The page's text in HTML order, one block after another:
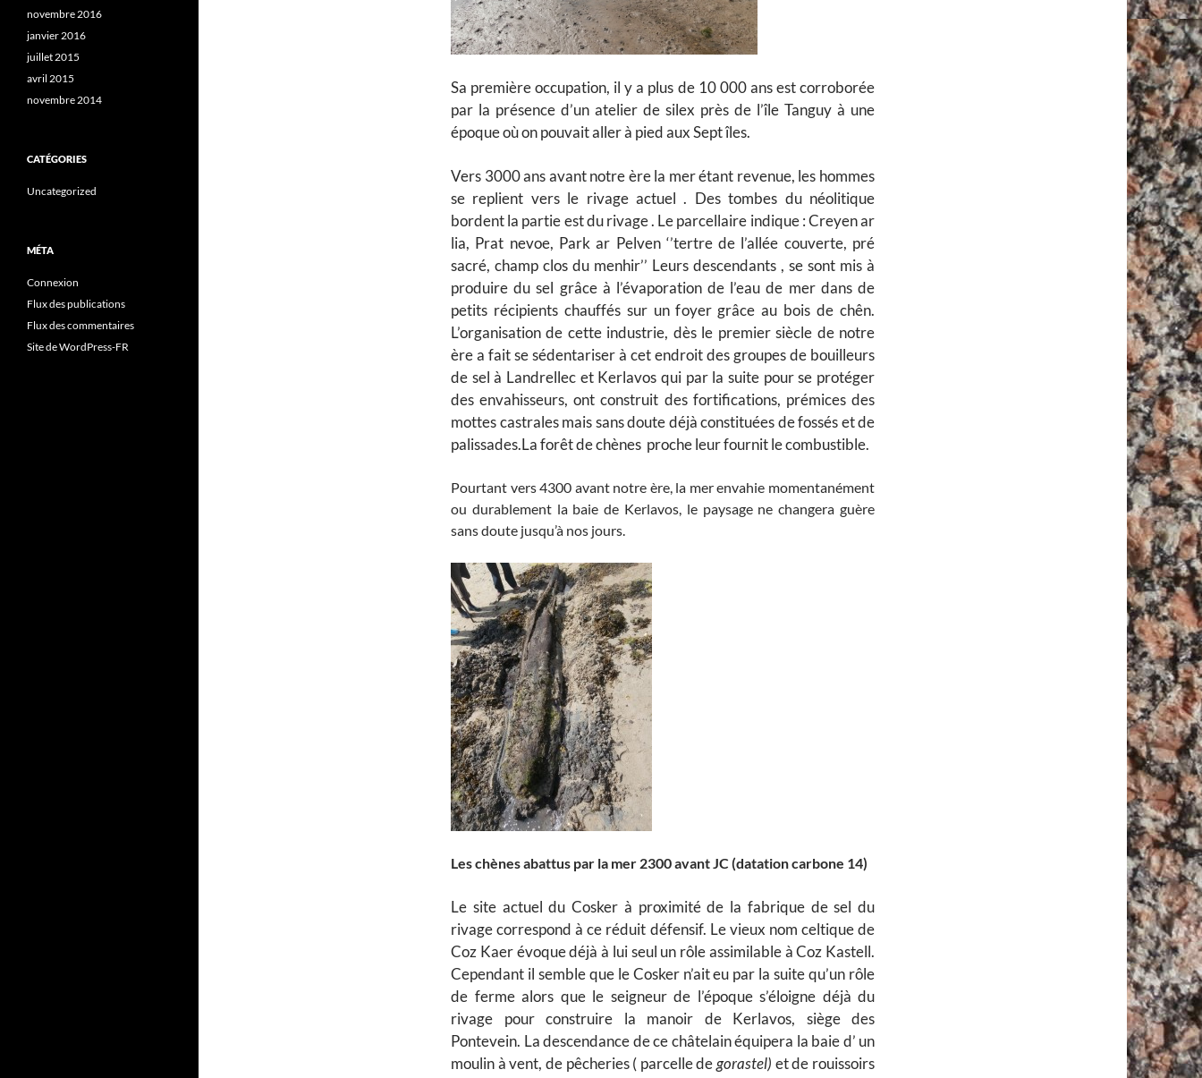
Sa première occupation, il y a plus de 10 000 ans est corroborée
par la présence d’un atelier de silex près de l’île Tanguy à une
époque où on pouvait aller à pied aux Sept îles.
Vers 3000 ans avant notre ère la mer étant revenue, les hommes
se replient vers le rivage actuel . Des tombes du néolitique
bordent la partie est du rivage . Le parcellaire indique : Creyen ar
lia, Prat nevoe, Park ar Pelven ‘’tertre de l’allée couverte, pré
sacré, champ clos du menhir’’ Leurs descendants , se sont mis à
produire du sel grâce à l’évaporation de l’eau de mer dans de
petits récipients chauffés sur un foyer grâce au bois de chên.
L’organisation de cette industrie, dès le premier siècle de notre
ère a fait se sédentariser à cet endroit des groupes de bouilleurs
de sel à Landrellec et Kerlavos qui par la suite pour se protéger
des envahisseurs, ont construit des fortifications, prémices des
mottes castrales mais sans doute déjà constituées de fossés et de
palissades.La forêt de chènes proche leur fournit le combustible.
Pourtant vers 4300 avant notre ère, la mer envahie momentanément
ou durablement la baie de Kerlavos, le paysage ne changera guère
sans doute jusqu’à nos jours.
Les chènes abattus par la mer 2300 avant JC (datation carbone 14)
Le site actuel du Cosker à proximité de la fabrique de sel du
rivage correspond à ce réduit défensif. Le vieux nom celtique de
Coz Kaer évoque déjà à lui seul un rôle assimilable à Coz Kastell.
Cependant il semble que le Cosker n’ait eu par la suite qu’un rôle
de ferme alors que le seigneur de l’époque s’éloigne déjà du
rivage pour construire la manoir de Kerlavos, siège des
Pontevein. La descendance de ce châtelain équipera la baie d’ un
moulin à vent, de pêcheries ( parcelle degorastel) et de rouissoirs
novembre 2016
janvier 2016
juillet 2015
avril 2015
novembre 2014
CATÉGORIES
Uncategorized
MÉTA
Connexion
Flux des publications
Flux des commentaires
Site de WordPress-FR